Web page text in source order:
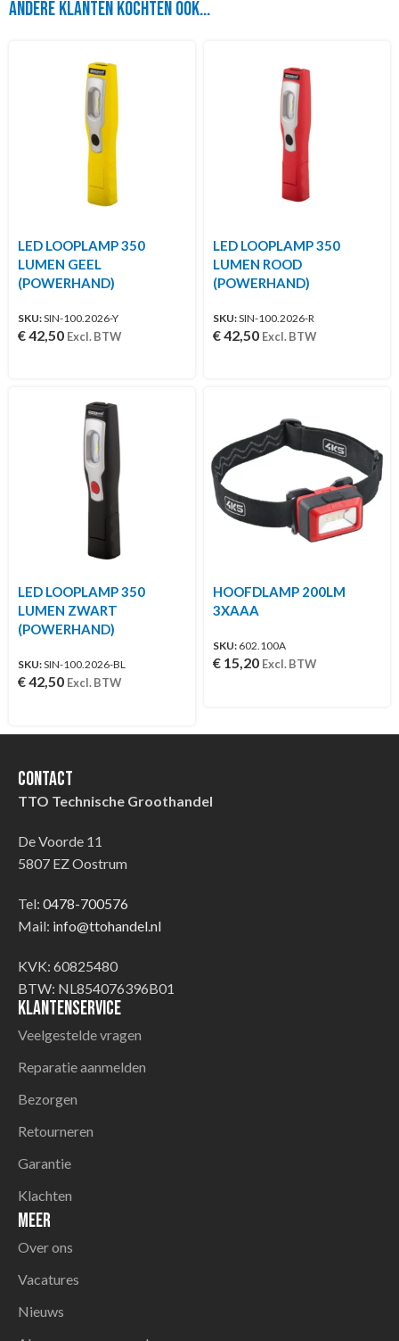
Andere klanten kochten ook...
LED LOOPLAMP 350
LUMEN GEEL
(POWERHAND)
SKU:SIN-100.2026-Y
€42,50 Excl. BTW
LED LOOPLAMP 350
LUMEN ROOD
(POWERHAND)
SKU:SIN-100.2026-R
€42,50 Excl. BTW
LED LOOPLAMP 350
LUMEN ZWART
(POWERHAND)
SKU:SIN-100.2026-BL
€42,50 Excl. BTW
HOOFDLAMP 200LM
3XAAA
SKU: 602.100A
€ 15,20 Excl. BTW
Contact
TTO Technische Groothandel
De Voorde 11
5807 EZ Oostrum
Tel: 0478-700576
Mail: info@ttohandel.nl
KVK: 60825480
BTW: NL854076396B01
Klantenservice
Veelgestelde vragen
Reparatie aanmelden
Bezorgen
Retourneren
Garantie
Klachten
Meer
Over ons
Vacatures
Nieuws